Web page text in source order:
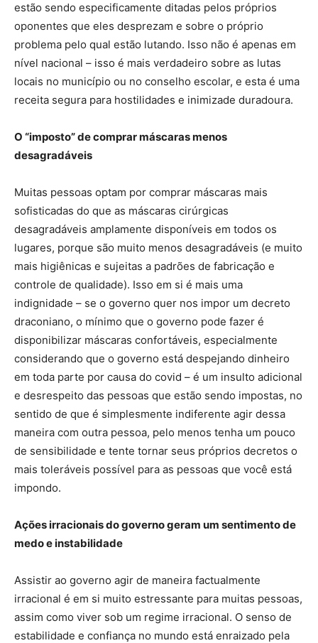
estão sendo especificamente ditadas pelos próprios
oponentes que eles desprezam e sobre o próprio
problema pelo qual estão lutando. Isso não é apenas em
nível nacional – isso é mais verdadeiro sobre as lutas
locais no município ou no conselho escolar, e esta é uma
receita segura para hostilidades e inimizade duradoura.
O “imposto” de comprar máscaras menos
desagradáveis
Muitas pessoas optam por comprar máscaras mais
sofisticadas do que as máscaras cirúrgicas
desagradáveis ​​amplamente disponíveis em todos os
lugares, porque são muito menos desagradáveis ​​(e muito
mais higiênicas e sujeitas a padrões de fabricação e
controle de qualidade). Isso em si é mais uma
indignidade – se o governo quer nos impor um decreto
draconiano, o mínimo que o governo pode fazer é
disponibilizar máscaras confortáveis, especialmente
considerando que o governo está despejando dinheiro
em toda parte por causa do covid – é um insulto adicional
e desrespeito das pessoas que estão sendo impostas, no
sentido de que é simplesmente indiferente agir dessa
maneira com outra pessoa, pelo menos tenha um pouco
de sensibilidade e tente tornar seus próprios decretos o
mais toleráveis ​​possível para as pessoas que você está
impondo.
Ações irracionais do governo geram um sentimento de
medo e instabilidade
Assistir ao governo agir de maneira factualmente
irracional é em si muito estressante para muitas pessoas,
assim como viver sob um regime irracional. O senso de
estabilidade e confiança no mundo está enraizado pela